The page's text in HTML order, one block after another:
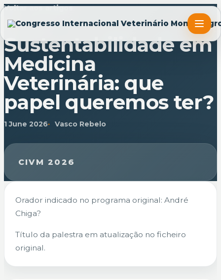
Voltar aos artigos
ARTIGO
Sustentabilidade em
Medicina
Veterinária: que
papel queremos ter?
1 June 2026 Vasco Rebelo
CIVM 2026
Orador indicado no programa original: André
Chiga?
Título da palestra em atualização no ficheiro
original.